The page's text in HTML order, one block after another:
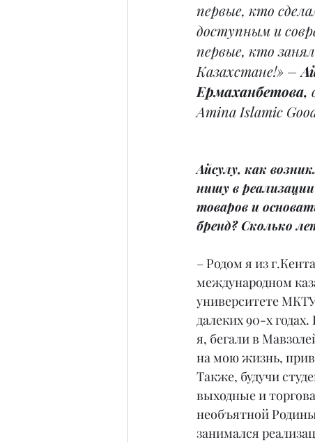
первые, кто
доступным и
первые, кто
Казахстане!» –
Ермаханбетова,
Amina Islamic
Айсулу, как
нишу в
товаров и
бренд? Сколько
– Родом я из
международном
университете
далеких 90-х
я, бегали в
на мою жизнь,
Также, будучи
выходные и
необъятной
занимался